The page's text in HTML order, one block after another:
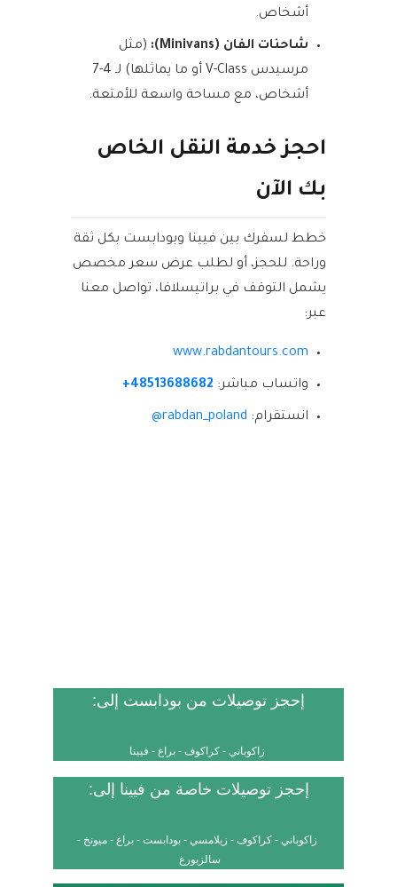
زاكوباني - كراكوف - براغ - فيينا
زاكوباني - كراكوف - زيلامسي - بودابست - براغ - ميونخ -
سالزبورغ